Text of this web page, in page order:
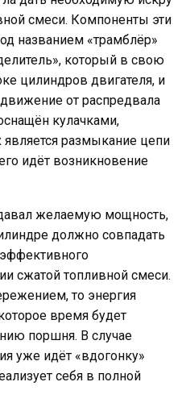
смеси. Компоненты эти
названием «трамблёр»
который в свою
цилиндров двигателя, и
от распредвала
кулачками,
размыкание цепи
идёт возникновение
желаемую мощность,
должно совпадать
сжатой топливной смеси.
то энергия
время будет
поршня. В случае
уже идёт «вдогонку»
себя в полной